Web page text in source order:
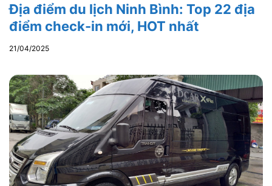
Địa điểm du lịch Ninh Bình: Top 22 địa
điểm check-in mới, HOT nhất
21/04/2025